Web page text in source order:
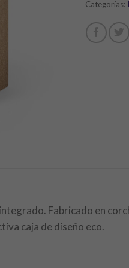
Categorías:
Fabricado en
caja de diseño eco.